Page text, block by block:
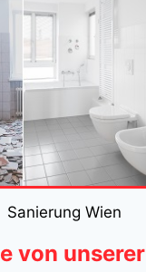
Sanierung Wien
von unserer